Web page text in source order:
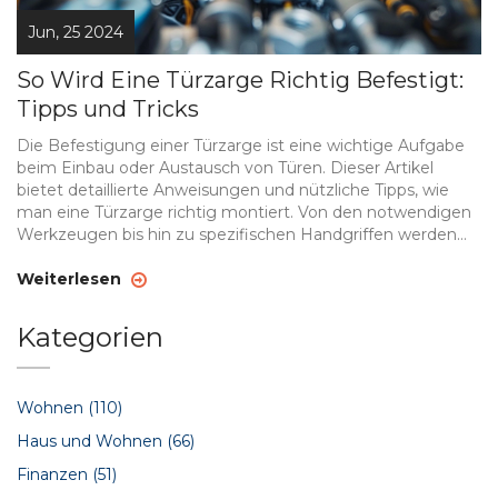
Jun, 25 2024
So Wird Eine Türzarge Richtig Befestigt:
Tipps und Tricks
Die Befestigung einer Türzarge ist eine wichtige Aufgabe
beim Einbau oder Austausch von Türen. Dieser Artikel
bietet detaillierte Anweisungen und nützliche Tipps, wie
man eine Türzarge richtig montiert. Von den notwendigen
Werkzeugen bis hin zu spezifischen Handgriffen werden
erzielen.
Weiterlesen
Kategorien
Wohnen (110)
Haus und Wohnen (66)
Finanzen (51)